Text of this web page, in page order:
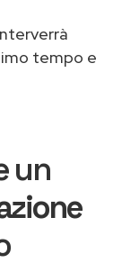
tempo e
un